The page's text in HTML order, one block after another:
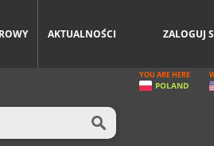
AKTUALNOŚCI ZALOGUJ
YOU ARE HERE
POLAND